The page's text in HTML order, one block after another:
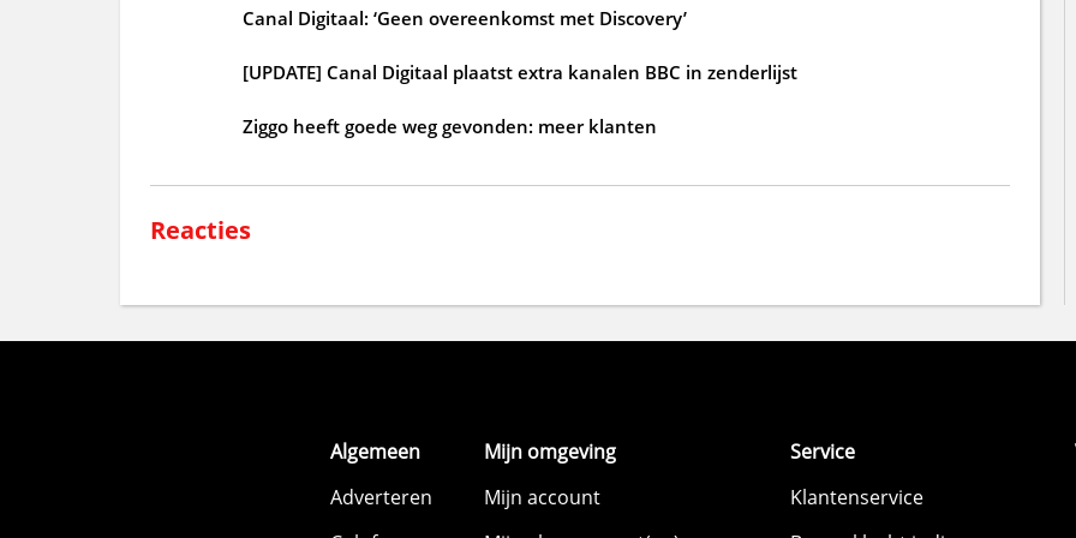
Canal Digitaal: ‘Geen overeenkomst met Discovery’
[UPDATE] Canal Digitaal plaatst extra kanalen BBC in zenderlijst
Ziggo heeft goede weg gevonden: meer klanten
Reacties
Algemeen
Adverteren
Mijn omgeving
Mijn account
Service
Klantenservice